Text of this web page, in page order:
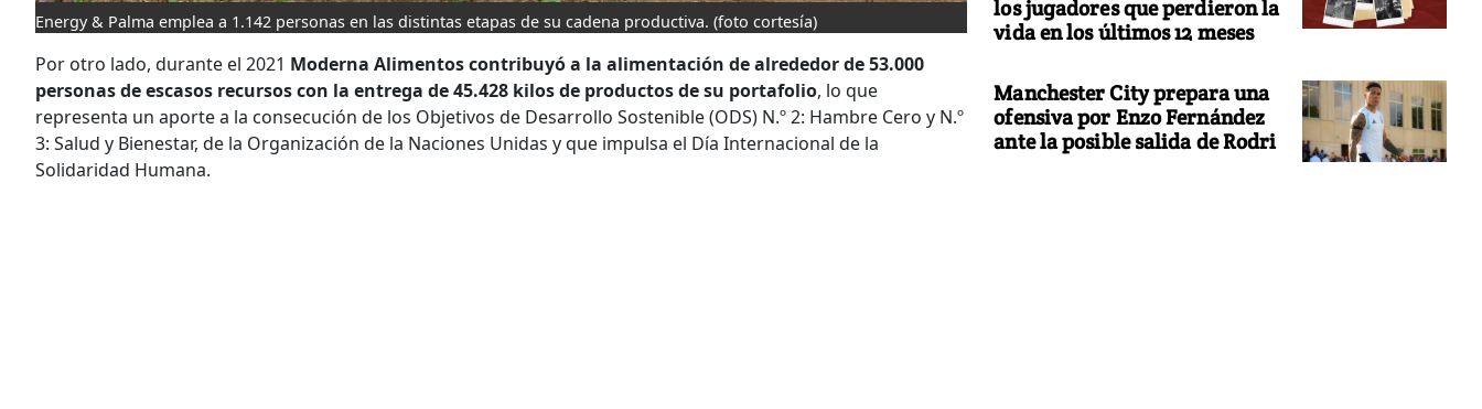
Energy & Palma emplea a 1.142 personas en las distintas etapas de su cadena productiva. (foto cortesía)
Por otro lado, durante el 2021 Moderna Alimentos contribuyó a la alimentación de alrededor de 53.000
personas de escasos recursos con la entrega de 45.428 kilos de productos de su portafolio, lo que
representa un aporte a la consecución de los Objetivos de Desarrollo Sostenible (ODS) N.º 2: Hambre Cero y N.º
3: Salud y Bienestar, de la Organización de la Naciones Unidas y que impulsa el Día Internacional de la
Solidaridad Humana.
los jugadores que perdieron la
vida en los últimos 12 meses
Manchester City prepara una
ofensiva por Enzo Fernández
ante la posible salida de Rodri